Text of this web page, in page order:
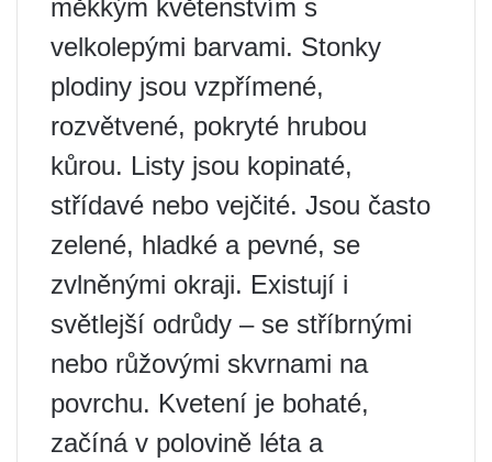
měkkým květenstvím s
velkolepými barvami. Stonky
plodiny jsou vzpřímené,
rozvětvené, pokryté hrubou
kůrou. Listy jsou kopinaté,
střídavé nebo vejčité. Jsou často
zelené, hladké a pevné, se
zvlněnými okraji. Existují i ​​
světlejší odrůdy – se stříbrnými
nebo růžovými skvrnami na
povrchu. Kvetení je bohaté,
začíná v polovině léta a